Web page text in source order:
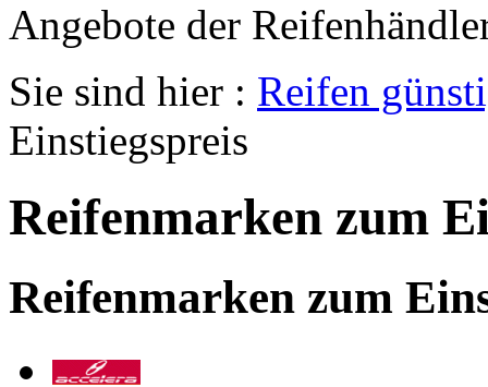
Angebote der
Sie sind hier : Reifen
Einstiegspreis
Reifenmarken zum
Reifenmarken zum